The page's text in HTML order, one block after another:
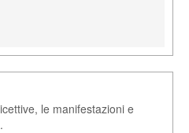
le manifestazioni e